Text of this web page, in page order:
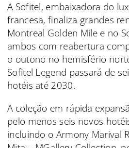
A Sofitel, embaixadora do
francesa, finaliza grandes
Montreal Golden Mile e no
ambos com reabertura
o outono no hemisfério
Sofitel Legend passará de
hotéis até 2030.
A coleção em rápida
pelo menos seis novos
incluindo o Armony Marival